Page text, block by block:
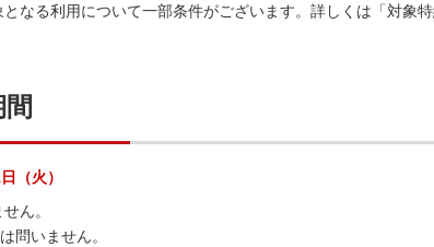
なる利用について一部条件がございます。詳しくは「対象
（火）
ん。
問いません。